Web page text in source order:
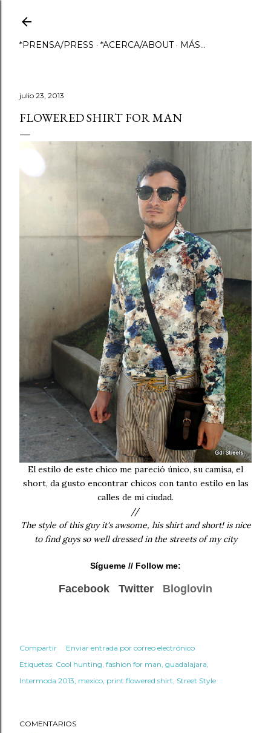
*PRENSA/PRESS *ACERCA/ABOUT MÁS…
julio 23, 2013
FLOWERED SHIRT FOR MAN
El estilo de este chico me pareció único, su camisa, el
short, da gusto encontrar chicos con tanto estilo en las
calles de mi ciudad.
//
The style of this guy it's awsome, his shirt and short! is nice
to find guys so well dressed in the streets of my city
Sígueme // Follow me:
Facebook Twitter Bloglovin
Compartir
Enviar entrada por correo electrónico
Etiquetas: Cool hunting fashion for man guadalajara
Intermoda 2013 mexico print flowered shirt Street Style
COMENTARIOS